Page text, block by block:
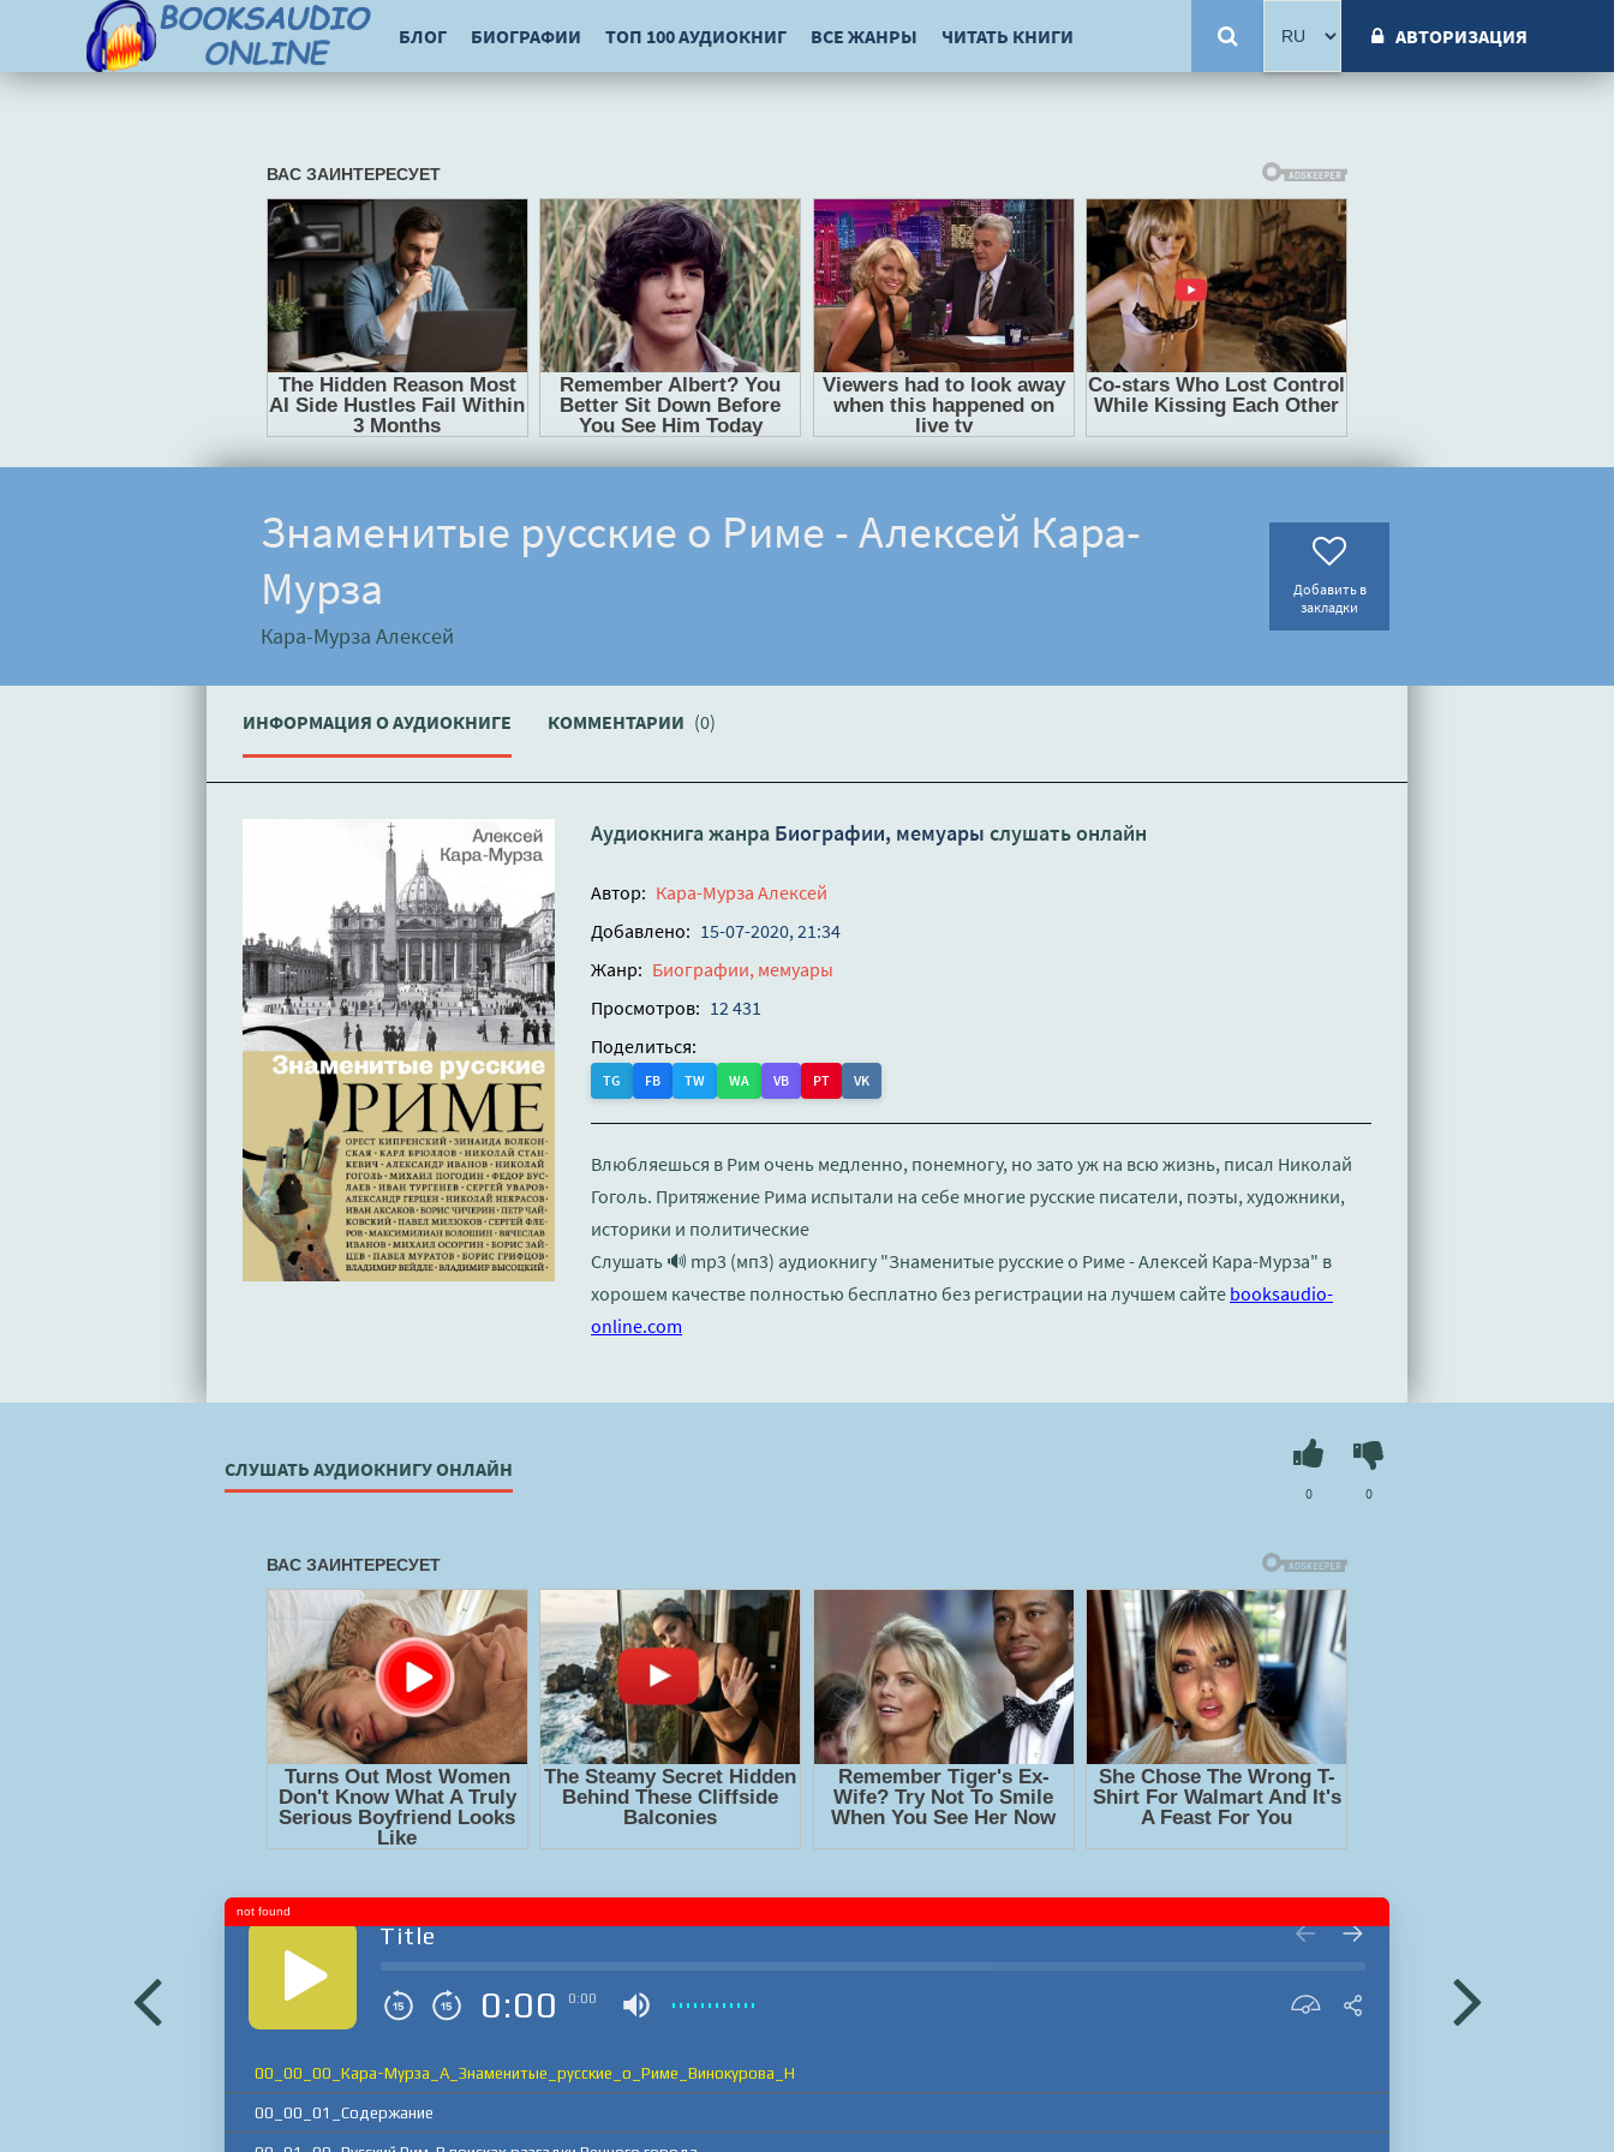
БЛОГ БИОГРАФИИ ТОП 100 АУДИОКНИГ ВСЕ ЖАНРЫ ЧИТАТЬ КНИГИ АВТОРИЗАЦИЯ
Знаменитые русские о Риме - Алексей Кара-
Мурза
Кара-Мурза Алексей
Добавить в
закладки
ИНФОРМАЦИЯ О АУДИОКНИГЕ КОММЕНТАРИИ (0)
Аудиокнига жанра Биографии, мемуары слушать онлайн
Автор: Кара-Мурза Алексей
Добавлено: 15-07-2020, 21:34
Жанр: Биографии, мемуары
Просмотров: 12 431
Поделиться:
TG FB TW WA VB PT VK
Влюбляешься в Рим очень медленно, понемногу, но зато уж на всю жизнь, писал Николай
Гоголь. Притяжение Рима испытали на себе многие русские писатели, поэты, художники,
историки и политические
Слушать 🔊 mp3 (мп3) аудиокнигу "Знаменитые русские о Риме - Алексей Кара-Мурза" в
хорошем качестве полностью бесплатно без регистрации на лучшем сайте booksaudio-
online.com
СЛУШАТЬ АУДИОКНИГУ ОНЛАЙН
0 0
Title
0:00 0:00
00_00_00_Кара-Мурза_А_Знаменитые_русские_о_Риме_Винокурова_Н
00_00_01_Содержание
not found